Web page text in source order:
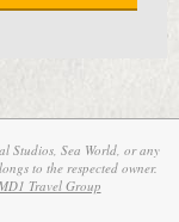
Studios, Sea World, or any
to the respected owner.
MD1 Travel Group